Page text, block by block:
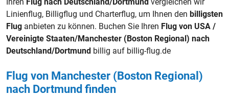
Linienflug, Billigflug und Charterflug, um Ihnen den billigsten
Flug anbieten zu können. Buchen Sie Ihren Flug von USA /
Vereinigte Staaten/Manchester (Boston Regional) nach
Deutschland/Dortmund billig auf billig-flug.de
Flug von Manchester (Boston Regional)
nach Dortmund finden